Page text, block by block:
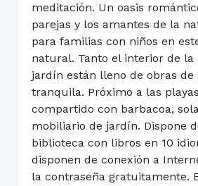
meditación. Un oasis
parejas y los amantes de la
para familias con niños en
natural. Tanto el interior de la
jardín están lleno de obras
tranquila. Próximo a las
compartido con barbacoa,
mobiliario de jardín. Dispone
biblioteca con libros en 10
disponen de conexión a
la contraseña gratuitamente.